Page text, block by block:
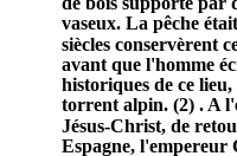
vaseux. La pêche
siècles conservèrent
avant que l'homme
historiques de ce
torrent alpin. (2) . A
Jésus-Christ, de
Espagne,